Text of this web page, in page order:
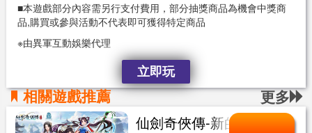
■本遊戲部分內容需另行支付費用，部分抽獎商品為機會中獎商
品,購買或參與活動不代表即可獲得特定商品
※由異軍互動娛樂代理
立即玩
相關遊戲推薦
更多
仙劍奇俠傳-新的開始